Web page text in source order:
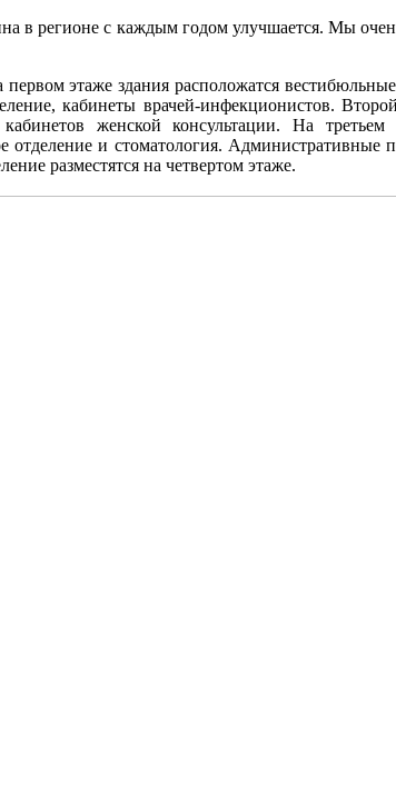
в регионе с каждым годом улучшается. Мы
этаже здания расположатся
кабинеты врачей-инфекционистов.
кабинетов женской консультации. На
отделение и стоматология.
разместятся на четвертом этаже.